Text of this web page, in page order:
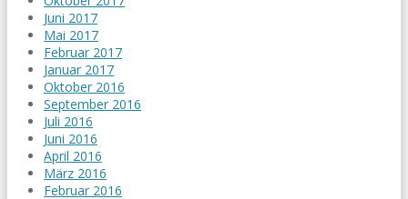
Juni 2017
Mai 2017
Februar 2017
Januar 2017
Oktober 2016
September 2016
Juli 2016
Juni 2016
April 2016
März 2016
Februar 2016